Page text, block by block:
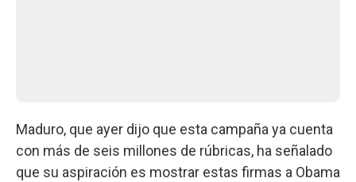
Maduro, que ayer dijo que esta campaña ya cuenta
con más de seis millones de rúbricas, ha señalado
que su aspiración es mostrar estas firmas a Obama